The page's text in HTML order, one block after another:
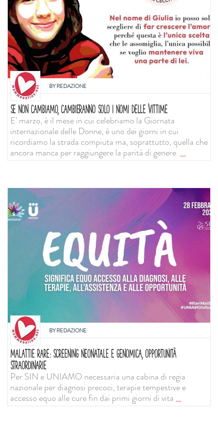
BYREDAZIONE
SE NON CAMBIAMO, CAMBIERANNO SOLO I NOMI DELLE VITTIME
E' marzo, è il mese in cui celebriamo la Giornata
internazionale delle Donne, è uno dei giorni in cui
ricordiamo la strada compiuta ma, soprattutto, quella che
ancora manca per raggiungere la parità di genere. ...
BYREDAZIONE
MALATTIE RARE: SCREENING NEONATALE E GENOMICA, OPPORTUNITÀ
STRAORDINARIE
Per SIN e UNIAMO necessaria una cabina di regia
nazionale per diagnosi precoci, terapie tempestive e
accesso equo alle cure fin dai primi giorni di vita ...